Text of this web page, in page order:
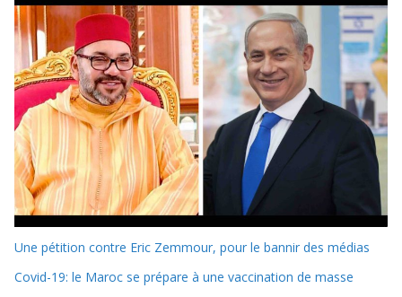
Une pétition contre Eric Zemmour, pour le bannir des médias
Covid-19: le Maroc se prépare à une vaccination de masse